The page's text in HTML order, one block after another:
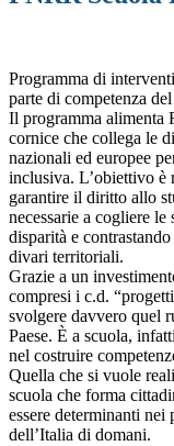
Programma di
parte di competenza
Il programma alimenta
cornice che collega le
nazionali ed europee
inclusiva. L’obiettivo è
garantire il diritto allo
necessarie a cogliere
disparità e
divari territoriali.
Grazie a un
compresi i c.d.
svolgere davvero quel
Paese. È a scuola,
nel costruire
Quella che si vuole
scuola che forma
essere determinanti
dell’Italia di domani.